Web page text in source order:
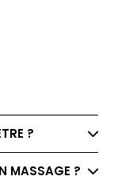
?
MASSAGE ?